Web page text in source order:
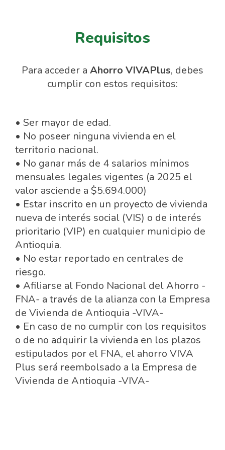
Requisitos
Para acceder a Ahorro VIVAPlus, debes
cumplir con estos requisitos:
• Ser mayor de edad.
• No poseer ninguna vivienda en el
territorio nacional.
• No ganar más de 4 salarios mínimos
mensuales legales vigentes (a 2025 el
valor asciende a $5.694.000)
• Estar inscrito en un proyecto de vivienda
nueva de interés social (VIS) o de interés
prioritario (VIP) en cualquier municipio de
Antioquia.
• No estar reportado en centrales de
riesgo.
• Afiliarse al Fondo Nacional del Ahorro -
FNA- a través de la alianza con la Empresa
de Vivienda de Antioquia -VIVA-
• En caso de no cumplir con los requisitos
o de no adquirir la vivienda en los plazos
estipulados por el FNA, el ahorro VIVA
Plus será reembolsado a la Empresa de
Vivienda de Antioquia -VIVA-